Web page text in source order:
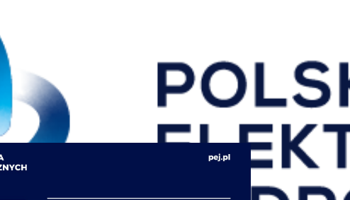
wsparcie.
Jądrowe w ramach Programu Wsparcia Inicjatyw
finansowego w wysokości 15 000 zł.
Otrzymaną kwotę przeznaczyliśmy na zakup bramek i
niezbędny do prowadzenia zajęć.